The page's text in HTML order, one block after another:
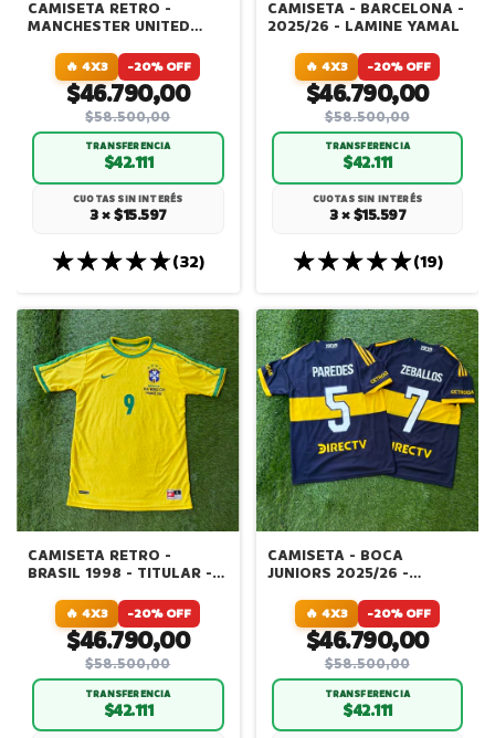
CAMISETA RETRO -
MANCHESTER UNITED
RONALDO - EDICION
PREMIER LEAGUE
🔥 4X3 -20% OFF
$46.790,00
$58.500,00
TRANSFERENCIA
$42.111
CUOTAS SIN INTERÉS
3 × $15.597
(32)
CAMISETA - BARCELONA -
2025/26 - LAMINE YAMAL
🔥 4X3 -20% OFF
$46.790,00
$58.500,00
TRANSFERENCIA
$42.111
CUOTAS SIN INTERÉS
3 × $15.597
(19)
CAMISETA RETRO -
BRASIL 1998 - TITULAR -
IMPORTADA
🔥 4X3 -20% OFF
$46.790,00
$58.500,00
TRANSFERENCIA
$42.111
CAMISETA - BOCA
JUNIORS 2025/26 -
ASCACIBAR
🔥 4X3 -20% OFF
$46.790,00
$58.500,00
TRANSFERENCIA
$42.111